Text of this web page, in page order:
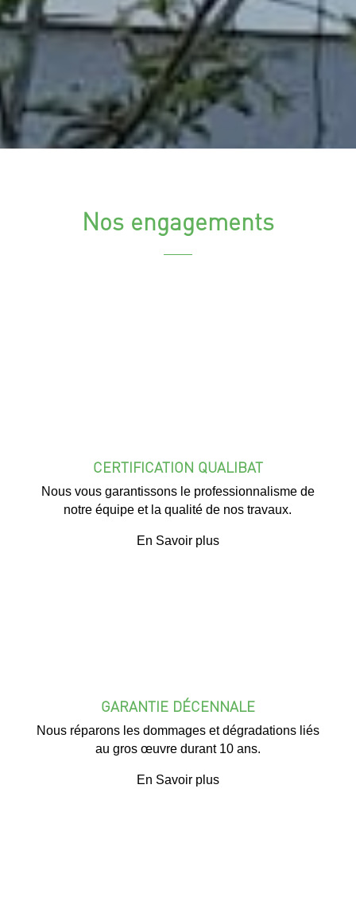
Nos engagements
CERTIFICATION QUALIBAT
Nous vous garantissons le professionnalisme de
notre équipe et la qualité de nos travaux.
En Savoir plus
GARANTIE DÉCENNALE
Nous réparons les dommages et dégradations liés
au gros œuvre durant 10 ans.
En Savoir plus